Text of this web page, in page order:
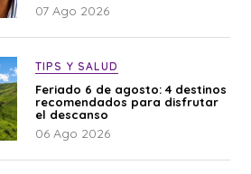
07 Ago 2026
TIPS Y SALUD
Feriado 6 de agosto: 4 destinos
recomendados para disfrutar
el descanso
06 Ago 2026